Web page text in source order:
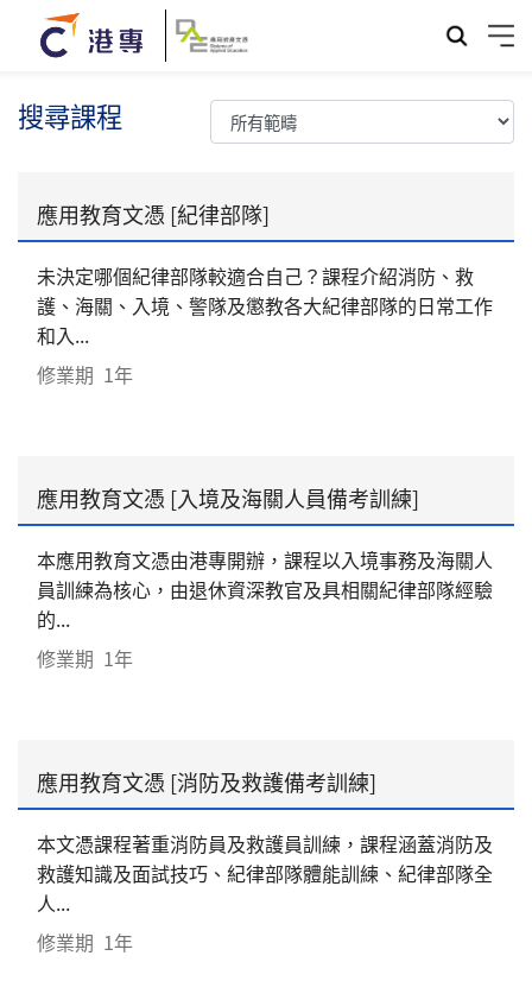
搜尋課程
應用教育文憑 [紀律部隊]
未決定哪個紀律部隊較適合自己？課程介紹消防、救
護、海關、入境、警隊及懲教各大紀律部隊的日常工作
和入...
修業期 1年
應用教育文憑 [入境及海關人員備考訓練]
本應用教育文憑由港專開辦，課程以入境事務及海關人
員訓練為核心，由退休資深教官及具相關紀律部隊經驗
的...
修業期 1年
應用教育文憑 [消防及救護備考訓練]
本文憑課程著重消防員及救護員訓練，課程涵蓋消防及
救護知識及面試技巧、紀律部隊體能訓練、紀律部隊全
人...
修業期 1年